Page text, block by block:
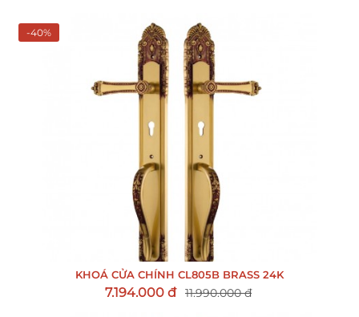
-40%
KHOÁ CỬA CHÍNH CL805B BRASS 24K
7.194.000 đ 11.990.000 đ